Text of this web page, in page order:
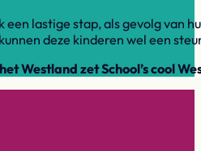
een lastige stap, als gevolg van
deze kinderen wel een
Westland zet School’s cool